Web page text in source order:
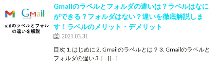
Gmailのラベルとフォルダの違いは？ラベルはなに
ができる？フォルダはない？違いを徹底解説しま
す！ラベルのメリット・デメリット
2021.03.31
目次 1. はじめに 2. Gmailのラベルとは？ 3. Gmailのラベルと
フォルダの違い 3. […][…]